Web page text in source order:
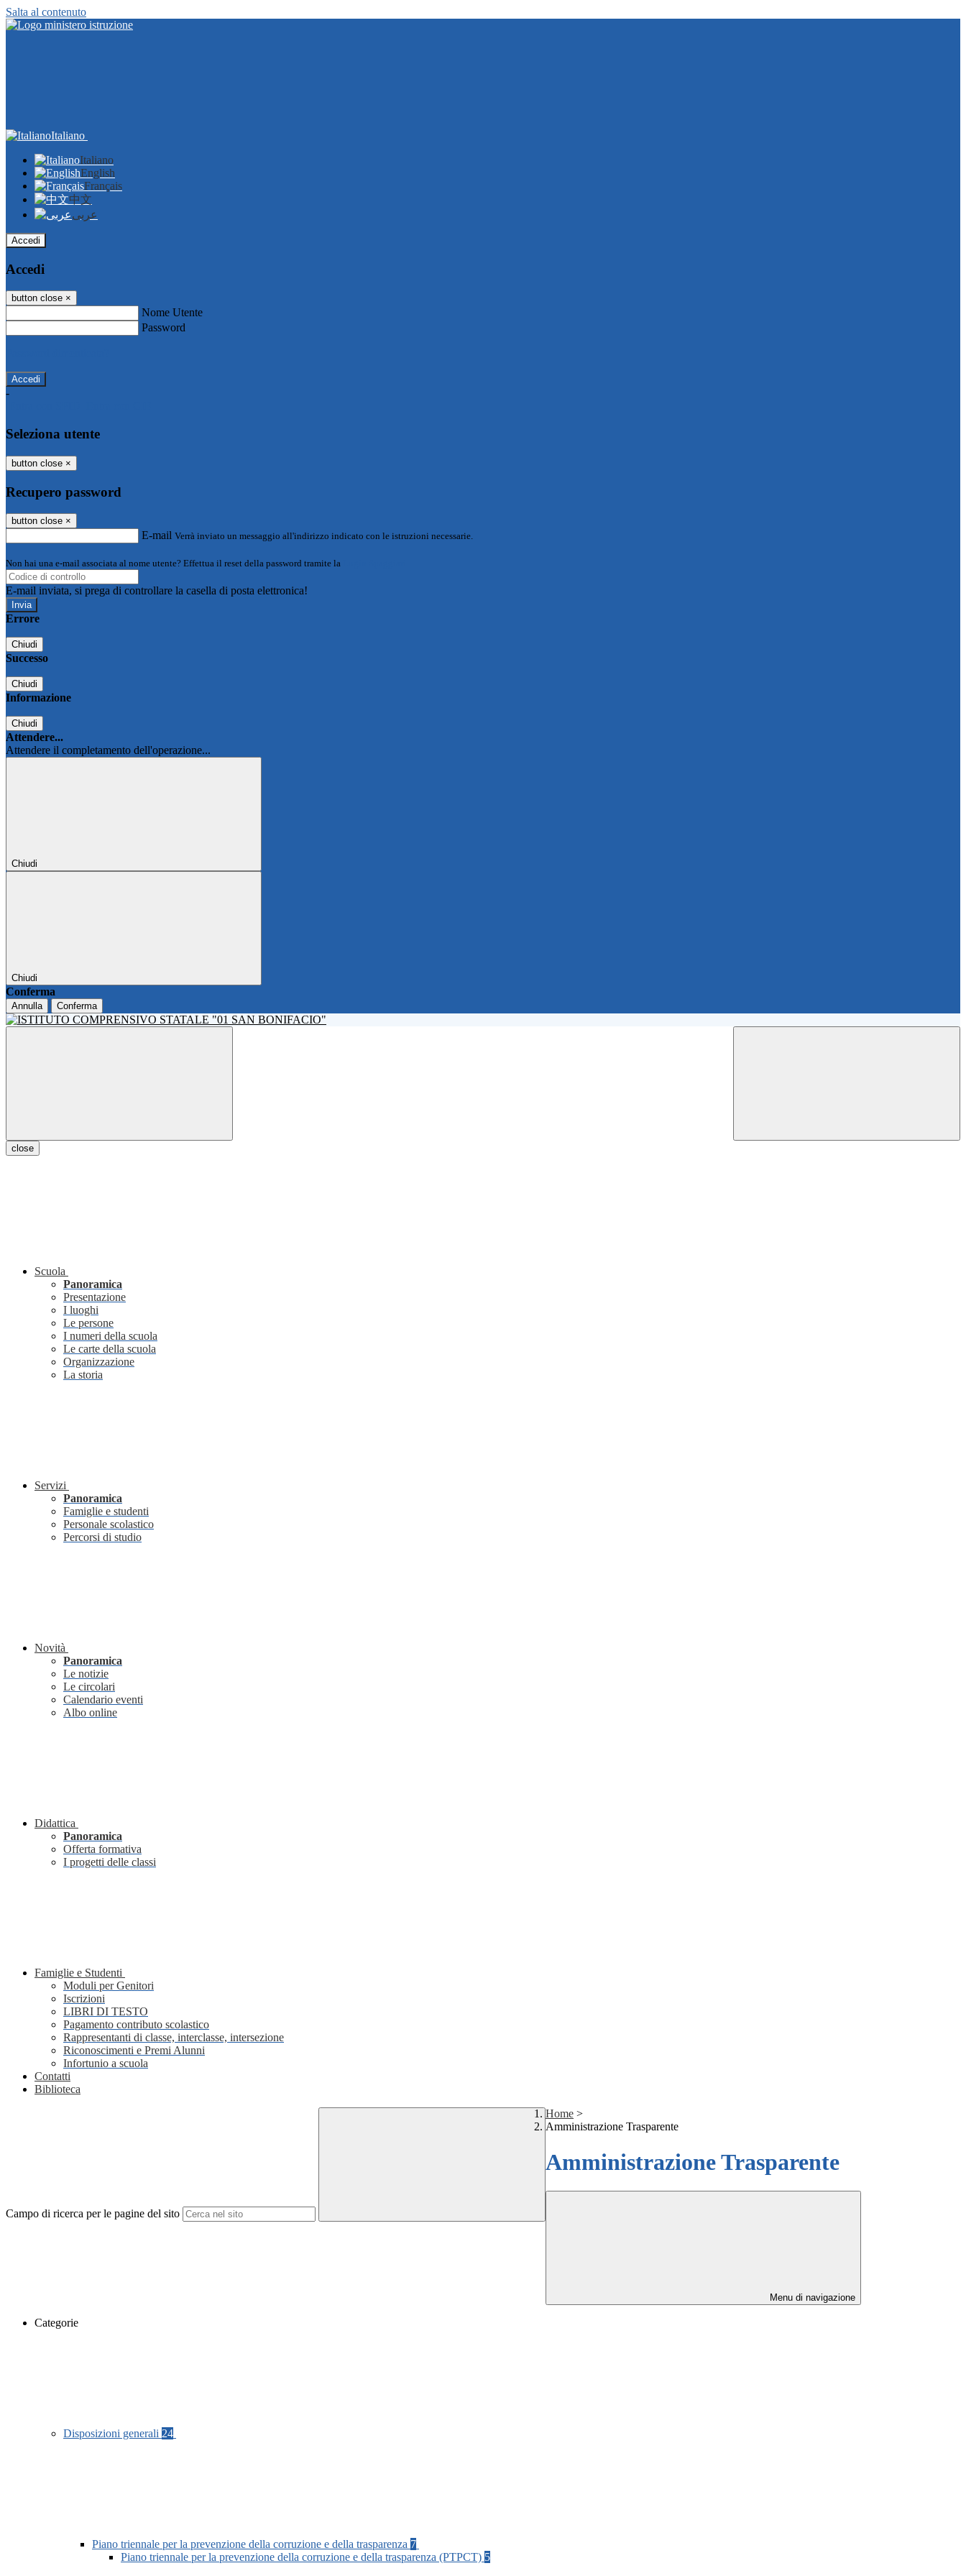
Salta al contenuto
Italiano
Italiano
English
Français
中文
عربى
Accedi
Accedi
button close ×
Nome Utente
Password
-
Seleziona utente
button close ×
Recupero password
button close ×
E-mail Verrà inviato un messaggio all'indirizzo indicato con le istruzioni necessarie.
Non hai una e-mail associata al nome utente? Effettua il reset della password tramite la
E-mail inviata, si prega di controllare la casella di posta elettronica!
Errore
Chiudi
Successo
Chiudi
Informazione
Chiudi
Attendere...
Attendere il completamento dell'operazione...
Chiudi
Chiudi
Conferma
Annulla Conferma
close
Scuola
Panoramica
Presentazione
I luoghi
Le persone
I numeri della scuola
Le carte della scuola
Organizzazione
La storia
Servizi
Panoramica
Famiglie e studenti
Personale scolastico
Percorsi di studio
Novità
Panoramica
Le notizie
Le circolari
Calendario eventi
Albo online
Didattica
Panoramica
Offerta formativa
I progetti delle classi
Famiglie e Studenti
Moduli per Genitori
Iscrizioni
LIBRI DI TESTO
Pagamento contributo scolastico
Rappresentanti di classe, interclasse, intersezione
Riconoscimenti e Premi Alunni
Infortunio a scuola
Contatti
Biblioteca
Campo di ricerca per le pagine del sito
Home >
Amministrazione Trasparente
Amministrazione Trasparente
Menu di navigazione
Categorie
Disposizioni generali 24
Piano triennale per la prevenzione della corruzione e della trasparenza 7
Piano triennale per la prevenzione della corruzione e della trasparenza (PTPCT) 5